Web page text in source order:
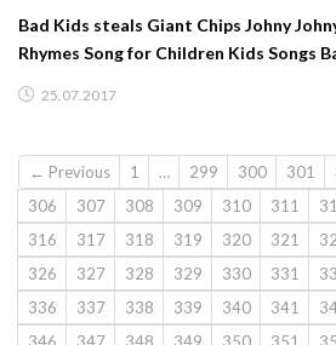
Bad Kids steals Giant Chips Johny
Rhymes Song for Children Kids Songs
25.07.2017
← Previous 1 … 299 300 301
306
307 308 309 310 311
316
317 318 319 320 321
326
327 328 329 330 331
336
337 338 339 340 341